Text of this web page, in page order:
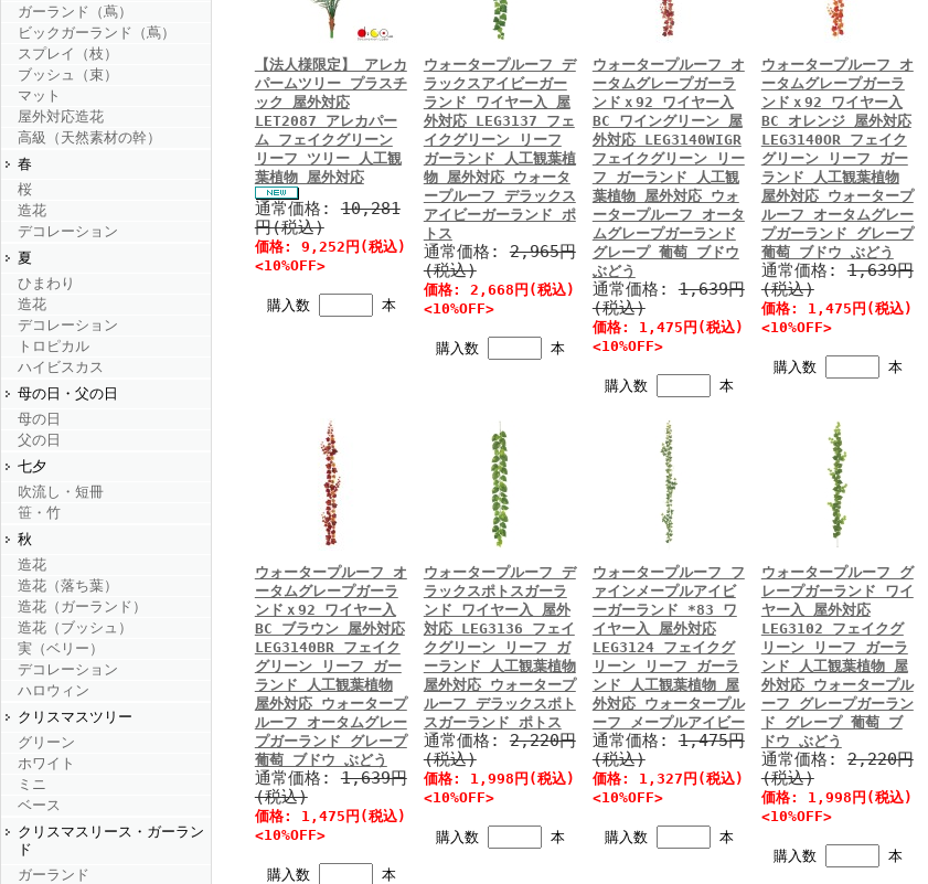
ガーランド（蔦）
ビックガーランド（蔦）
スプレイ（枝）
ブッシュ（束）
マット
屋外対応造花
高級（天然素材の幹）
春
桜
造花
デコレーション
夏
ひまわり
造花
デコレーション
トロピカル
ハイビスカス
母の日・父の日
母の日
父の日
七夕
吹流し・短冊
笹・竹
秋
造花
造花（落ち葉）
造花（ガーランド）
造花（ブッシュ）
実（ベリー）
デコレーション
ハロウィン
クリスマスツリー
グリーン
ホワイト
ミニ
ベース
クリスマスリース・ガーラン
ド
ガーランド
【法人様限定】 アレカ
パームツリー プラスチ
ック 屋外対応
LET2087 アレカパー
ム フェイクグリーン
リーフ ツリー 人工観
葉植物 屋外対応
通常価格:10,281
円(税込)
価格: 9,252円(税込)
<10%OFF>
購入数 本
ウォータープルーフ デ
ラックスアイビーガー
ランド ワイヤー入 屋
外対応 LEG3137 フェ
イクグリーン リーフ
ガーランド 人工観葉植
物 屋外対応 ウォータ
ープルーフ デラックス
アイビーガーランド ポ
トス
通常価格:2,965円
(税込)
価格: 2,668円(税込)
<10%OFF>
購入数 本
ウォータープルーフ オ
ータムグレープガーラ
ンドｘ92 ワイヤー入
BC ワイングリーン 屋
外対応 LEG3140WIGR
フェイクグリーン リー
フ ガーランド 人工観
葉植物 屋外対応 ウォ
ータープルーフ オータ
ムグレープガーランド
グレープ 葡萄 ブドウ
ぶどう
通常価格:1,639円
(税込)
価格: 1,475円(税込)
<10%OFF>
購入数 本
ウォータープルーフ オ
ータムグレープガーラ
ンドｘ92 ワイヤー入
BC オレンジ 屋外対応
LEG3140OR フェイク
グリーン リーフ ガー
ランド 人工観葉植物
屋外対応 ウォータープ
ルーフ オータムグレー
プガーランド グレープ
葡萄 ブドウ ぶどう
通常価格:1,639円
(税込)
価格: 1,475円(税込)
<10%OFF>
購入数 本
ウォータープルーフ オ
ータムグレープガーラ
ンドｘ92 ワイヤー入
BC ブラウン 屋外対応
LEG3140BR フェイク
グリーン リーフ ガー
ランド 人工観葉植物
屋外対応 ウォータープ
ルーフ オータムグレー
プガーランド グレープ
葡萄 ブドウ ぶどう
通常価格:1,639円
(税込)
価格: 1,475円(税込)
<10%OFF>
購入数 本
ウォータープルーフ デ
ラックスポトスガーラ
ンド ワイヤー入 屋外
対応 LEG3136 フェイ
クグリーン リーフ ガ
ーランド 人工観葉植物
屋外対応 ウォータープ
ルーフ デラックスポト
スガーランド ポトス
通常価格:2,220円
(税込)
価格: 1,998円(税込)
<10%OFF>
購入数 本
ウォータープルーフ フ
ァインメープルアイビ
ーガーランド *83 ワ
イヤー入 屋外対応
LEG3124 フェイクグ
リーン リーフ ガーラ
ンド 人工観葉植物 屋
外対応 ウォータープル
ーフ メープルアイビー
通常価格:1,475円
(税込)
価格: 1,327円(税込)
<10%OFF>
購入数 本
ウォータープルーフ グ
レープガーランド ワイ
ヤー入 屋外対応
LEG3102 フェイクグ
リーン リーフ ガーラ
ンド 人工観葉植物 屋
外対応 ウォータープル
ーフ グレープガーラン
ド グレープ 葡萄 ブ
ドウ ぶどう
通常価格:2,220円
(税込)
価格: 1,998円(税込)
<10%OFF>
購入数 本